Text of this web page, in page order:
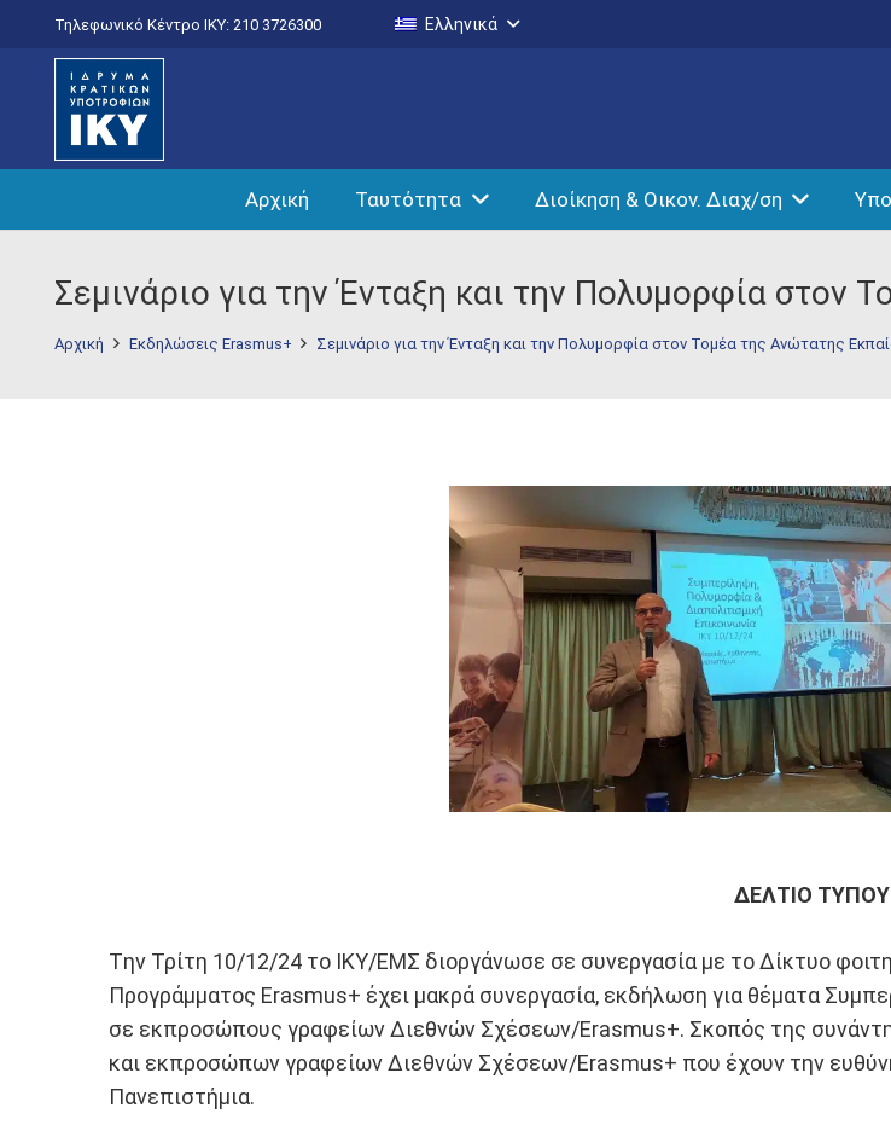
Τηλεφωνικό Κέντρο IKY: 210 3726300 Ελληνικά
Αρχική Ταυτότητα Διοίκηση & Οικον. Διαχ/ση
Σεμινάριο για την Ένταξη και την Πολυμορφία στον
Αρχική Εκδηλώσεις Erasmus+ Σεμινάριο για την Ένταξη και την Πολυμορφία στον Τομέα της Ανώτατης
ΔΕΛΤΙΟ ΤΥΠΟΥ
Tην Τρίτη 10/12/24 το ΙΚΥ/ΕΜΣ διοργάνωσε σε συνεργασία με το Δίκτυο
Προγράμματος Erasmus+ έχει μακρά συνεργασία, εκδήλωση για θέματα
σε εκπροσώπους γραφείων Διεθνών Σχέσεων/Εrasmus+. Σκοπός της
και εκπροσώπων γραφείων Διεθνών Σχέσεων/Erasmus+ που έχουν την
Πανεπιστήμια.